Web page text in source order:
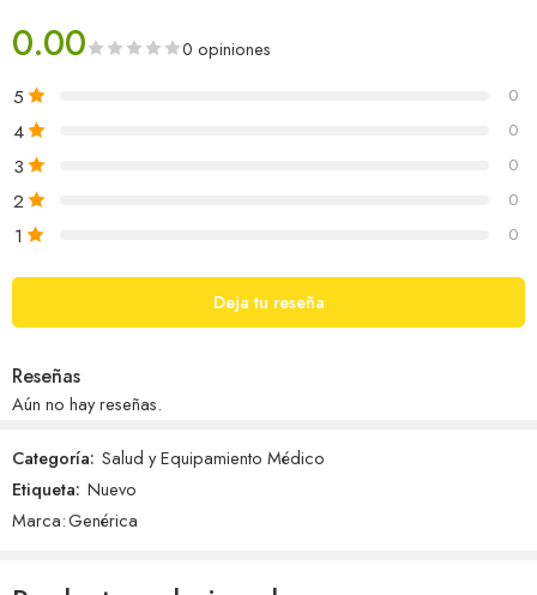
0.00 0 opiniones
5 0
4 0
3 0
2 0
1 0
Deja tu reseña
Reseñas
Aún no hay reseñas.
Categoría: Salud y Equipamiento Médico
Etiqueta: Nuevo
Marca:Genérica